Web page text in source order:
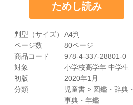
ためし読み
判型（サイズ）
A4判
ページ数
80ページ
商品コード
978-4-337-28801-0
対象
小学校高学年 中学生
初版
2020年1月
分類
児童書 > 図鑑・辞典・
事典・年鑑